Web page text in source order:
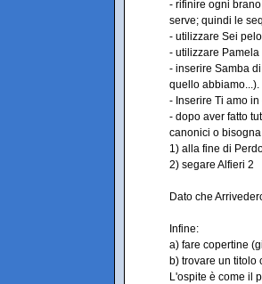
- rifinire ogni
serve; quindi le
- utilizzare Sei
- utilizzare
- inserire Samba
quello
- Inserire Ti amo
- dopo aver fatto
canonici o
1) alla fine di
2) segare Alfieri 2
Dato che
Infine:
a) fare copertine
b) trovare un titolo
L'ospite è come il